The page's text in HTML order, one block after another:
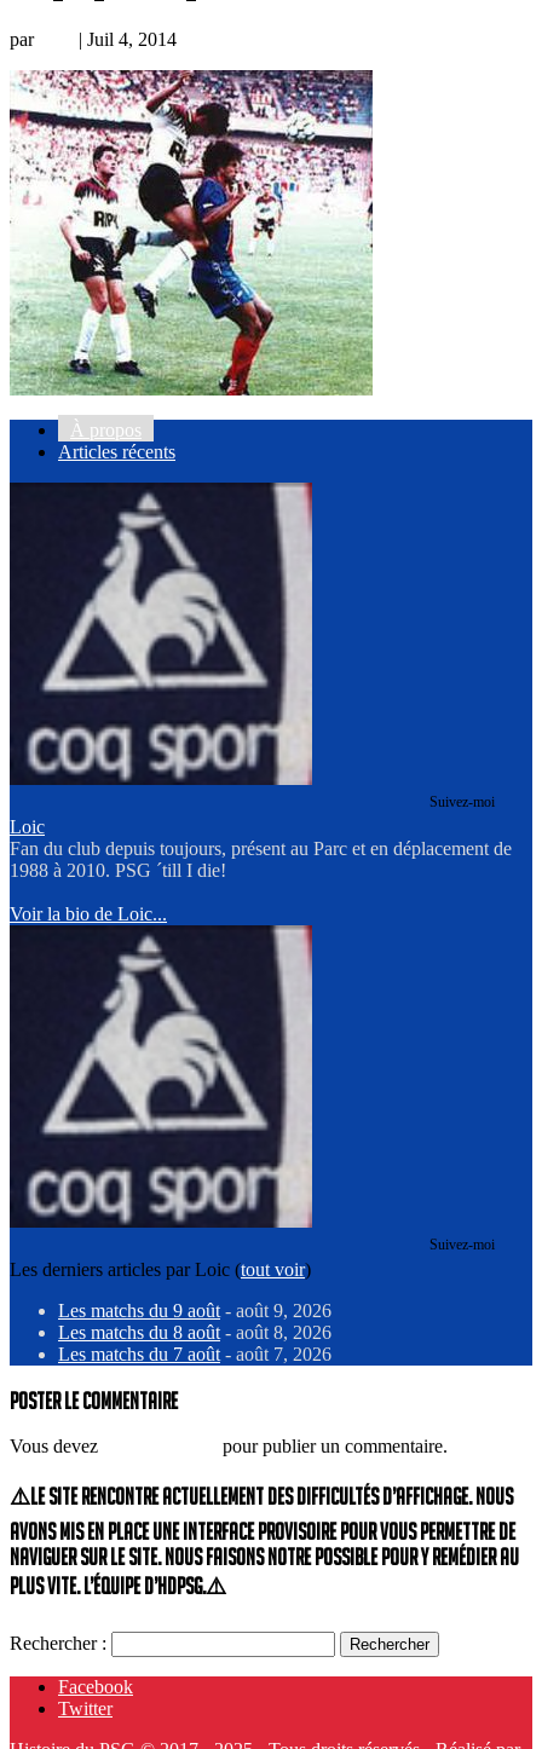
par | Juil 4, 2014
À propos
Articles récents
Suivez-moi
Loic
Fan du club depuis toujours, présent au Parc et en déplacement de
1988 à 2010. PSG ´till I die!
Voir la bio de Loic...
Suivez-moi
Les derniers articles par Loic (tout voir)
Les matchs du 9 août - août 9, 2026
Les matchs du 8 août - août 8, 2026
Les matchs du 7 août - août 7, 2026
Poster le commentaire
Vous devez pour publier un commentaire.
⚠️Le site rencontre actuellement des difficultés d’affichage. Nous
avons mis en place une interface provisoire pour vous permettre de
naviguer sur le site. Nous faisons notre possible pour y remédier au
plus vite. L’équipe d’HdPSG.⚠️
Rechercher :
Facebook
Twitter